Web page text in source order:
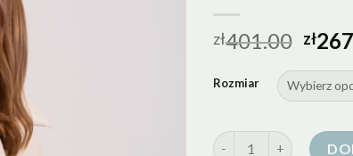
zł401.00 zł
Rozmiar
ilość zimowa kurtka